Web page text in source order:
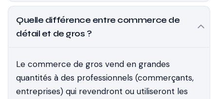
Quelle différence entre commerce de
détail et de gros ?
Le commerce de gros vend en grandes
quantités à des professionnels (commerçants,
entreprises) qui revendront ou utiliseront les